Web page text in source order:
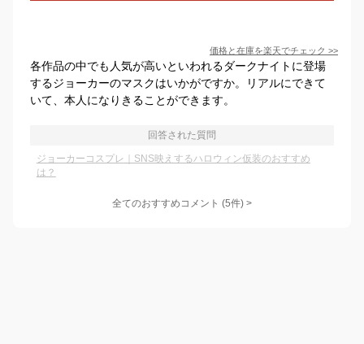
価格と在庫を楽天でチェック >>
各作品の中でも人気が高いといわれるダークナイトに登場
するジョーカーのマスクはいかがですか。リアルにできて
いて、本人になりきることができます。
回答された質問
ジョーカーコスプレ｜SNS映えするハロウィン仮装のおすすめ
は？
全てのおすすめコメント (5件) >